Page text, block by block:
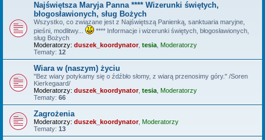
Najświętsza Maryja Panna **** Wizerunki świętych,
błogosławionych, sług Bożych
Wszystko, co związane jest z Najświętszą Panienką, sanktuaria maryjne,
pieśni, modlitwy...
**** Informacje i wizerunki świętych, błogosławionych,
sług Bożych
Moderatorzy: duszek_koordynator, tesia Moderatorzy
Tematy: 12
Wiara w (naszym) życiu
"Bez wiary potykamy się o źdźbło słomy, z wiarą przenosimy góry." /Soren
Kierkegaard/
Moderatorzy: duszek_koordynator, tesia Moderatorzy
Tematy: 66
Zagrożenia
Moderatorzy: duszek_koordynator, Moderatorzy
Tematy: 13